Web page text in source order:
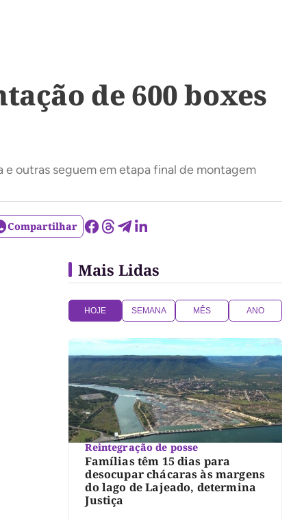
de 600 boxes
outras seguem em etapa final de montagem
Compartilhar
Mais Lidas
HOJE SEMANA MÊS ANO
Reintegração de posse
Famílias têm 15 dias para
desocupar chácaras às margens
do lago de Lajeado, determina
Justiça